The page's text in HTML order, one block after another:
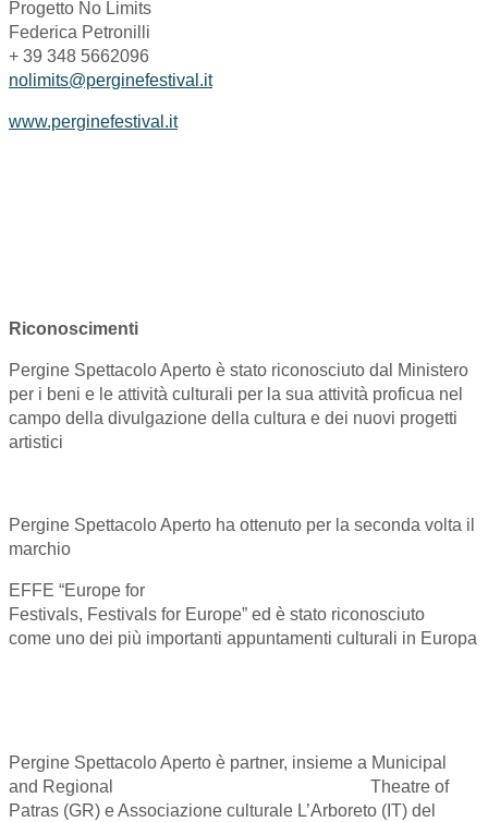
Progetto No Limits
Federica Petronilli
+ 39 348 5662096
nolimits@perginefestival.it
www.perginefestival.it
Riconoscimenti
Pergine Spettacolo Aperto è stato riconosciuto dal Ministero
per i beni e le attività culturali per la sua attività proficua nel
campo della divulgazione della cultura e dei nuovi progetti
artistici
Pergine Spettacolo Aperto ha ottenuto per la seconda volta il
marchio
EFFE “Europe for
Festivals, Festivals for Europe” ed è stato riconosciuto
come uno dei più importanti appuntamenti culturali in Europa
Pergine Spettacolo Aperto è partner, insieme a Municipal
and Regional Theatre of
Patras (GR) e Associazione culturale L’Arboreto (IT) del